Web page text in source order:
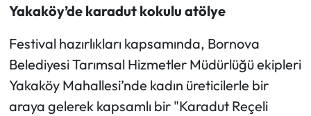
Yakaköy’de karadut kokulu atölye
Festival hazırlıkları kapsamında, Bornova
Belediyesi Tarımsal Hizmetler Müdürlüğü ekipleri
Yakaköy Mahallesi’nde kadın üreticilerle bir
araya gelerek kapsamlı bir "Karadut Reçeli